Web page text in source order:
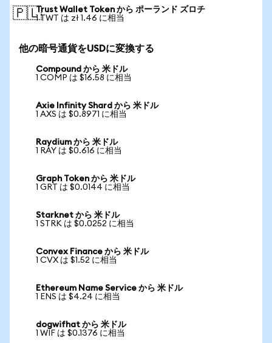
🇵🇱Trust Wallet Token から ポーランド ズロチ
1 TWT は zł 1.46 に相当
他の暗号通貨をUSDに変換する
Compound から 米ドル
1 COMP は $16.58 に相当
Axie Infinity Shard から 米ドル
1 AXS は $0.8971 に相当
Raydium から 米ドル
1 RAY は $0.616 に相当
Graph Token から 米ドル
1 GRT は $0.0144 に相当
Starknet から 米ドル
1 STRK は $0.0252 に相当
Convex Finance から 米ドル
1 CVX は $1.52 に相当
Ethereum Name Service から 米ドル
1 ENS は $4.24 に相当
dogwifhat から 米ドル
1 WIF は $0.1376 に相当